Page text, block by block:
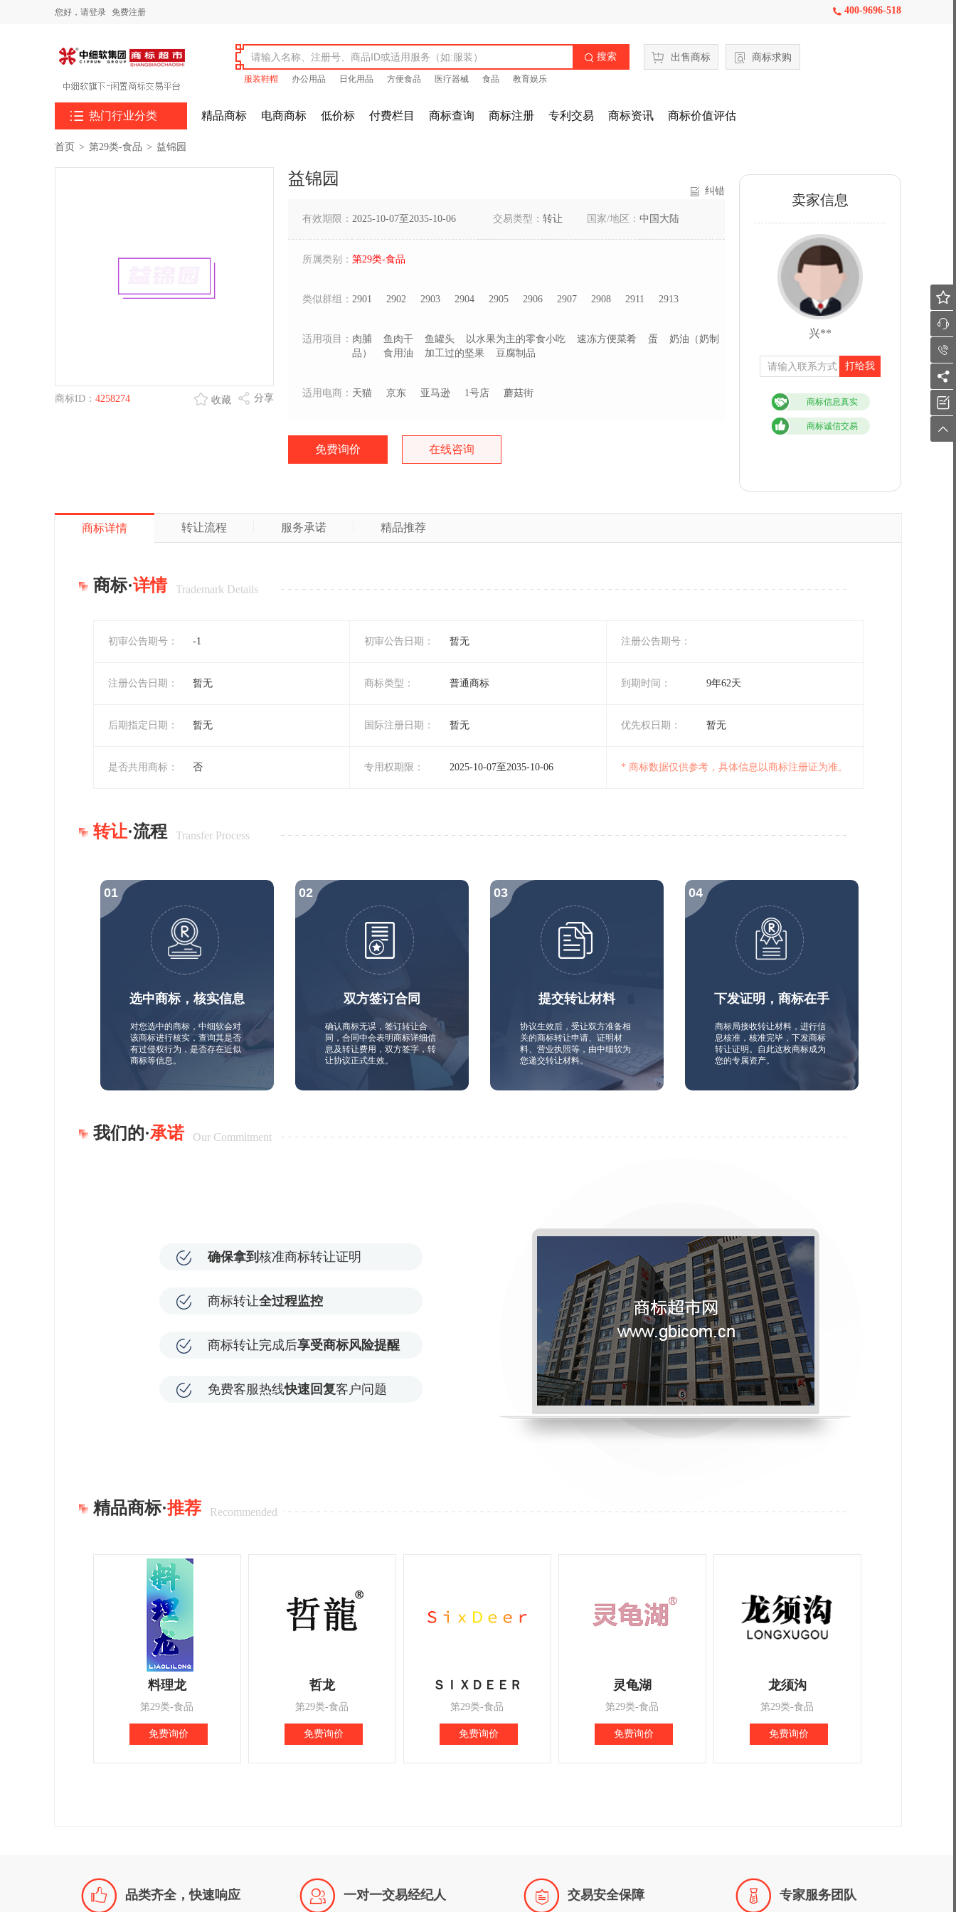
您好， 请登录 免费注册  400-9696-518
 搜索
服装鞋帽 办公用品 日化用品 方便食品 医疗器械 食品 教育娱乐
出售商标 商标求购
 热门行业分类 精品商标 电商商标 低价标 付费栏目 商标查询 商标注册 专利交易 商标资讯 商标价值评估
首页 > 第29类-食品 > 益锦园
商标ID： 4258274 分享
收藏
益锦园
纠错
有效期限： 2025-10-07至2035-10-06 交易类型： 转让 国家/地区： 中国大陆
所属类别： 第29类-食品
类似群组： 2901 2902 2903 2904 2905 2906 2907 2908 2911 2913
适用项目： 肉脯 鱼肉干 鱼罐头 以水果为主的零食小吃 速冻方便菜肴 蛋
奶油（奶制
品）
食用油 加工过的坚果 豆腐制品
适用电商： 天猫 京东 亚马逊 1号店 蘑菇街
免费询价 在线咨询
卖家信息
兴**
打给我
商标信息真实
商标诚信交易
商标详情 转让流程 服务承诺 精品推荐
商标·详情 Trademark Details
初审公告期号： -1 初审公告日期： 暂无 注册公告期号：
注册公告日期： 暂无 商标类型： 普通商标 到期时间： 9年62天
后期指定日期： 暂无 国际注册日期： 暂无 优先权日期： 暂无
是否共用商标： 否 专用权期限： 2025-10-07至2035-10-06 * 商标数据仅供参考，具体信息以商标注册证为准。
转让·流程 Transfer Process
选中商标，核实信息
对您选中的商标，中细软会对
该商标进行核实，查询其是否
有过侵权行为，是否存在近似
商标等信息。
双方签订合同
确认商标无误，签订转让合
同，合同中会表明商标详细信
息及转让费用，双方签字，转
让协议正式生效。
提交转让材料
协议生效后，受让双方准备相
关的商标转让申请、证明材
料、营业执照等，由中细软为
您递交转让材料。
下发证明，商标在手
商标局接收转让材料，进行信
息核准，核准完毕，下发商标
转让证明。自此这枚商标成为
您的专属资产。
我们的·承诺 Our Commitment
确保拿到 核准商标转让证明
商标转让全过程监控
商标转让完成后享受商标风险提醒
免费客服热线快速回复客户问题
精品商标·推荐 Recommended
料理龙
第29类-食品
免费询价
哲龙
第29类-食品
免费询价
ＳＩＸＤＥＥＲ
第29类-食品
免费询价
灵龟湖
第29类-食品
免费询价
龙须沟
第29类-食品
免费询价
 品类齐全，快速响应  一对一交易经纪人  交易安全保障  专家服务团队





